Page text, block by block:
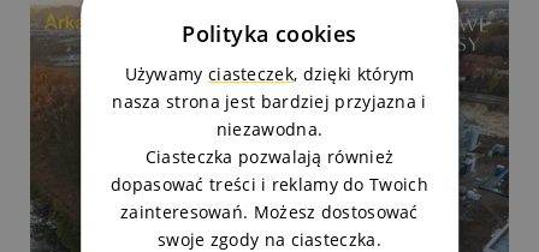
Polityka cookies
Używamy ciasteczek, dzięki którym
nasza strona jest bardziej przyjazna i
niezawodna.
Ciasteczka pozwalają również
dopasować treści i reklamy do Twoich
zainteresowań. Możesz dostosować
swoje zgody na ciasteczka.